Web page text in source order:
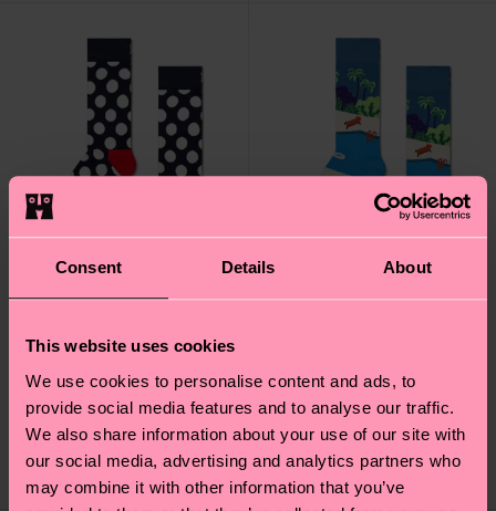
Consent Details About
This website uses cookies
We use cookies to personalise content and ads, to
provide social media features and to analyse our traffic.
We also share information about your use of our site with
our social media, advertising and analytics partners who
may combine it with other information that you’ve
12 €
EN STOCK
¡TOP VENTAS!
Pool Side Sock
12 €
EN STOCK